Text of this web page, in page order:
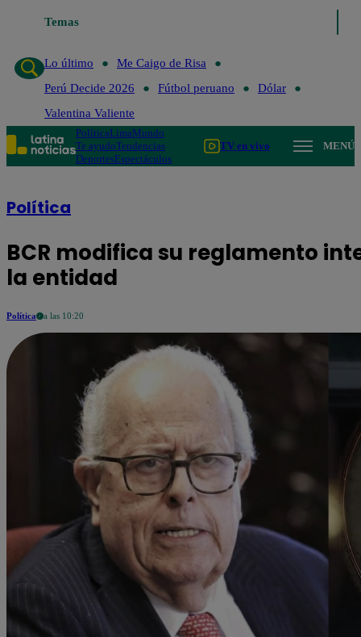
Temas
Lo último
Me Caigo de Risa
Perú Decide 2026
Fútbol peruano
Dólar
Valentina Valiente
PolíticaLimaMundo
Te ayudoTendencias
DeportesEspectáculos
TV en vivo MENÚ
Política
BCR modifica su reglamento
la entidad
Política a las 10:20